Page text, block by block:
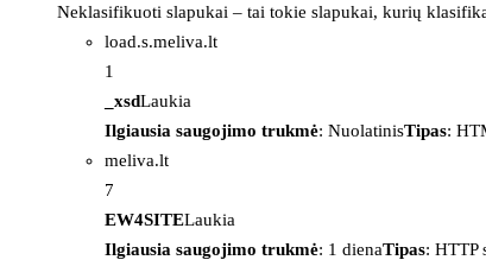
Neklasifikuoti slapukai – tai tokie slapukai, kurių
load.s.meliva.lt
1
_xsdLaukia
Ilgiausia saugojimo trukmė: NuolatinisTipas:
meliva.lt
7
EW4SITELaukia
Ilgiausia saugojimo trukmė: 1 dienaTipas: HTTP